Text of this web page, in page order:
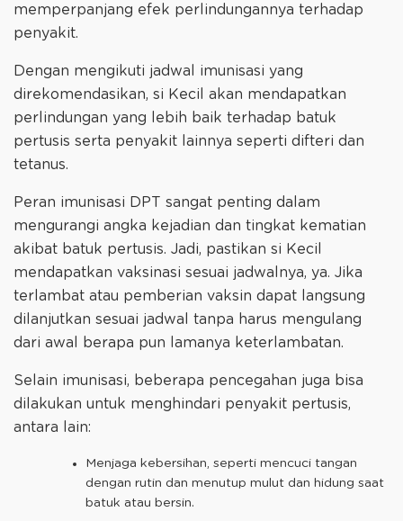
memperpanjang efek perlindungannya terhadap
penyakit.
Dengan mengikuti jadwal imunisasi yang
direkomendasikan, si Kecil akan mendapatkan
perlindungan yang lebih baik terhadap batuk
pertusis serta penyakit lainnya seperti difteri dan
tetanus.
Peran imunisasi DPT sangat penting dalam
mengurangi angka kejadian dan tingkat kematian
akibat batuk pertusis. Jadi, pastikan si Kecil
mendapatkan vaksinasi sesuai jadwalnya, ya. Jika
terlambat atau pemberian vaksin dapat langsung
dilanjutkan sesuai jadwal tanpa harus mengulang
dari awal berapa pun lamanya keterlambatan.
Selain imunisasi, beberapa pencegahan juga bisa
dilakukan untuk menghindari penyakit pertusis,
antara lain:
Menjaga kebersihan, seperti mencuci tangan
dengan rutin dan menutup mulut dan hidung saat
batuk atau bersin.